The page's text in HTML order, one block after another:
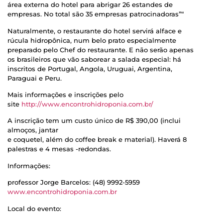
área externa do hotel para abrigar 26 estandes de
empresas. No total são 35 empresas patrocinadoras”“
Naturalmente, o restaurante do hotel servirá alface e
rúcula hidropônica, num belo prato especialmente
preparado pelo Chef do restaurante. E não serão apenas
os brasileiros que vão saborear a salada especial: há
inscritos de Portugal, Angola, Uruguai, Argentina,
Paraguai e Peru.
Mais informações e inscrições pelo
site http://www.encontrohidroponia.com.br/
A inscrição tem um custo único de R$ 390,00 (inclui
almoços, jantar
e coquetel, além do coffee break e material). Haverá 8
palestras e 4 mesas -redondas.
Informações:
professor Jorge Barcelos: (48) 9992-5959
www.encontrohidroponia.com.br
Local do evento: